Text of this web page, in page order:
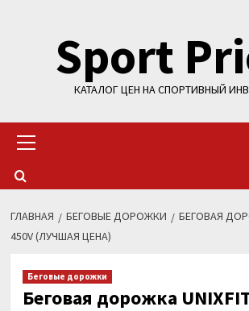
содержимомуSport
КАТАЛОГ ЦЕН НА СПОРТИВНЫЙ
меню
ГЛАВНАЯ БЕГОВЫЕ ДОРОЖКИ
БЕГОВАЯ
450V (ЛУЧШАЯ ЦЕНА)
Беговые дорожки
Беговая дорожка